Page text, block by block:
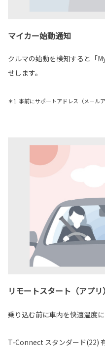
マイカー始動通知
クルマの始動を検知すると「
せします。
＊1. 事前にサポートアドレス（メール
リモートスタート（アプリ）
乗り込む前に車内を快適温度に
T-Connect スタンダード(22)